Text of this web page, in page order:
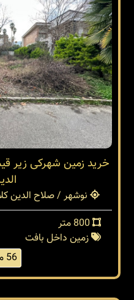
خرید زمین شهرکی زیر
نوشهر / صلاح الدین
زمین داخل بافت
56 میلیارد